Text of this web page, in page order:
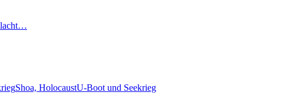
Shoa, HolocaustU-Boot und Seekrieg